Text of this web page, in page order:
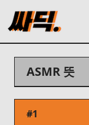
ASMR 뜻
#1